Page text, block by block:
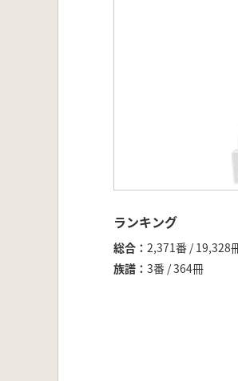
ランキング
総合
2,371番 / 19,328
族譜
3番 / 364冊